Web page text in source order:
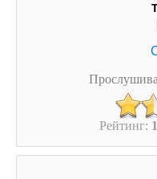
Рейтинг: